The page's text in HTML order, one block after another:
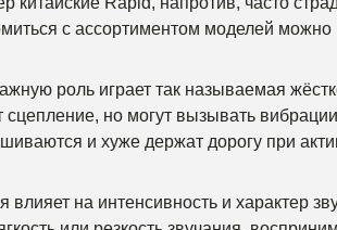
с ассортиментом моделей
роль играет так называемая
сцепление, но могут вызывать
и хуже держат дорогу при
влияет на интенсивность и характер